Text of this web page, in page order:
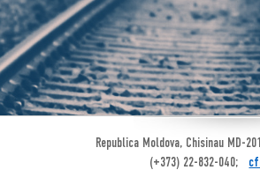
Republica Moldova, Chisinau MD-
(+373) 22-832-040;